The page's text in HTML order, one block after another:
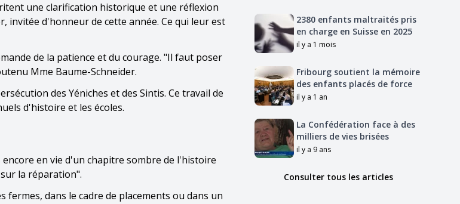
une clarification historique et une réflexion
invitée d'honneur de cette année. Ce qui leur est
de la patience et du courage. "Il faut poser
Mme Baume-Schneider.
des Yéniches et des Sintis. Ce travail de
d'histoire et les écoles.
en vie d'un chapitre sombre de l'histoire
la réparation".
dans le cadre de placements ou dans un
2380 enfants maltraités pris
en charge en Suisse en 2025
il y a 1 mois
Fribourg soutient la mémoire
des enfants placés de force
il y a 1 an
La Confédération face à des
milliers de vies brisées
il y a 9 ans
Consulter tous les articles